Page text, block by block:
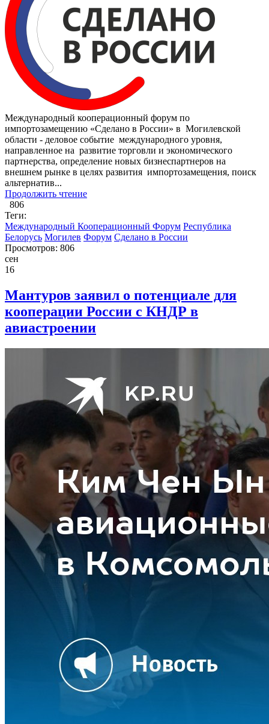
Международный кооперационный форум по
импортозамещению «Сделано в России» в Могилевской
области - деловое событие международного уровня,
направленное на развитие торговли и экономического
партнерства, определение новых бизнеспартнеров на
внешнем рынке в целях развития импортозамещения, поиск
альтернатив...
Продолжить чтение
806
Теги:
Международный Кооперационный Форум Республика
Белорусь Могилев Форум Сделано в России
Просмотров: 806
сен
16
Мантуров заявил о потенциале для
кооперации России с КНДР в
авиастроении